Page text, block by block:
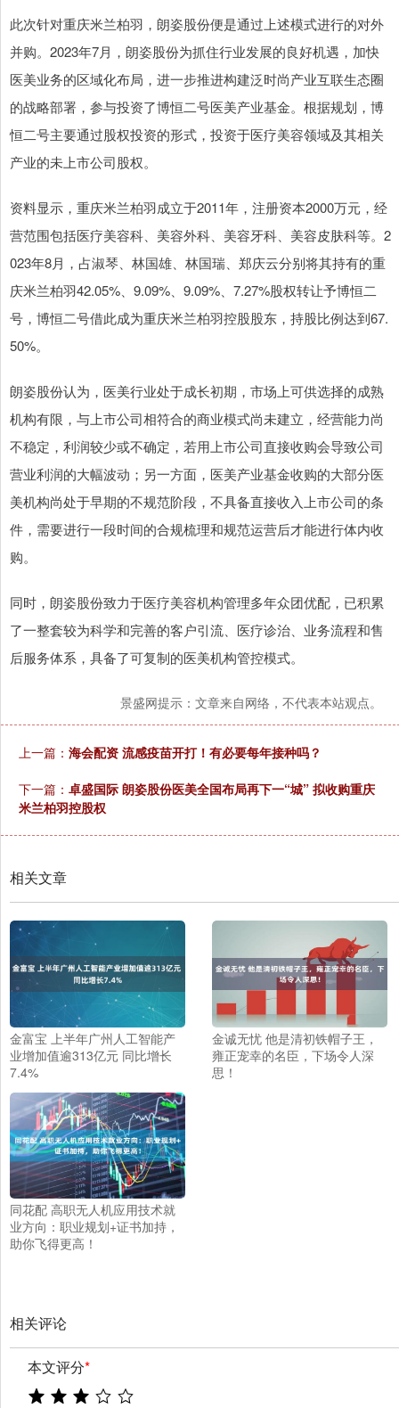
此次针对重庆米兰柏羽，朗姿股份便是通过上述模式进行的对外
并购。2023年7月，朗姿股份为抓住行业发展的良好机遇，加快
医美业务的区域化布局，进一步推进构建泛时尚产业互联生态圈
的战略部署，参与投资了博恒二号医美产业基金。根据规划，博
恒二号主要通过股权投资的形式，投资于医疗美容领域及其相关
产业的未上市公司股权。
资料显示，重庆米兰柏羽成立于2011年，注册资本2000万元，经
营范围包括医疗美容科、美容外科、美容牙科、美容皮肤科等。2
023年8月，占淑琴、林国雄、林国瑞、郑庆云分别将其持有的重
庆米兰柏羽42.05%、9.09%、9.09%、7.27%股权转让予博恒二
号，博恒二号借此成为重庆米兰柏羽控股股东，持股比例达到67.
50%。
朗姿股份认为，医美行业处于成长初期，市场上可供选择的成熟
机构有限，与上市公司相符合的商业模式尚未建立，经营能力尚
不稳定，利润较少或不确定，若用上市公司直接收购会导致公司
营业利润的大幅波动；另一方面，医美产业基金收购的大部分医
美机构尚处于早期的不规范阶段，不具备直接收入上市公司的条
件，需要进行一段时间的合规梳理和规范运营后才能进行体内收
购。
同时，朗姿股份致力于医疗美容机构管理多年众团优配，已积累
了一整套较为科学和完善的客户引流、医疗诊治、业务流程和售
后服务体系，具备了可复制的医美机构管控模式。
景盛网提示：文章来自网络，不代表本站观点。
上一篇： 海会配资 流感疫苗开打！有必要每年接种吗？
下一篇： 卓盛国际 朗姿股份医美全国布局再下一“城” 拟收购重庆
米兰柏羽控股权
相关文章
金富宝 上半年广州人工智能产
业增加值逾313亿元 同比增长
7.4%
金诚无忧 他是清初铁帽子王，
雍正宠幸的名臣，下场令人深
思！
同花配 高职无人机应用技术就
业方向：职业规划+证书加持，
助你飞得更高！
相关评论
本文评分*